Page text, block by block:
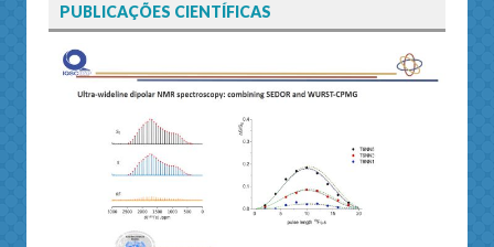
PUBLICAÇÕES CIENTÍFICAS